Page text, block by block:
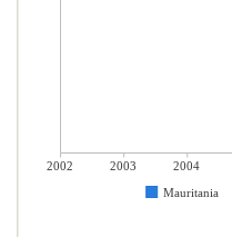
2002 2003 2004
Mauritania